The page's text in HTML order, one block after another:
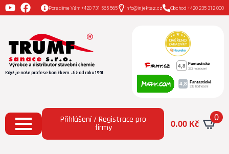
Poradíme Vám +420 731 565 565 info@injektaz.cz Obchod +420 235 312 000
Když je naše profese koníčkem. Již od roku 1991.
Přihlášení / Registrace pro
firmy 0.00 Kč
0